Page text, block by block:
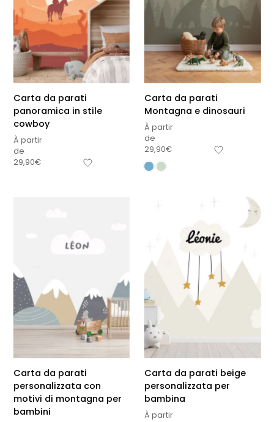
Carta da parati
panoramica in stile
cowboy
À partir
de
29,90€
Carta da parati
Montagna e dinosauri
À partir
de
29,90€
Carta da parati
personalizzata con
motivi di montagna per
bambini
Carta da parati beige
personalizzata per
bambina
À partir